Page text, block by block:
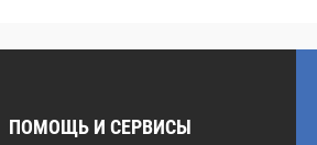
ПОМОЩЬ И СЕРВИСЫ